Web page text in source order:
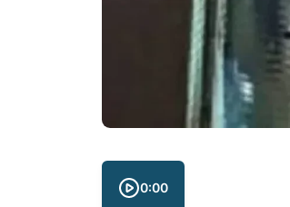
0:00